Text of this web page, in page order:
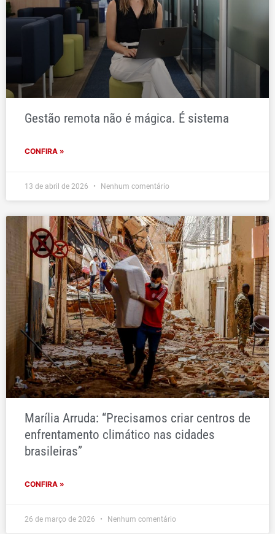
Gestão remota não é mágica. É sistema
CONFIRA »
13 de abril de 2026 Nenhum comentário
Marília Arruda: “Precisamos criar centros de
enfrentamento climático nas cidades
brasileiras”
CONFIRA »
26 de março de 2026 Nenhum comentário